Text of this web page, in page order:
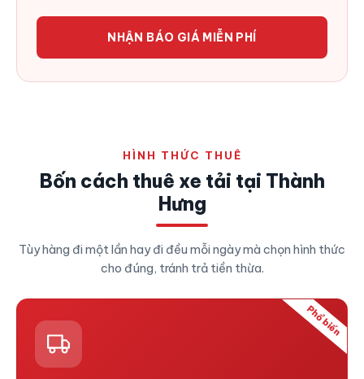
NHẬN BÁO GIÁ MIỄN PHÍ
HÌNH THỨC THUÊ
Bốn cách thuê xe tải tại Thành
Hưng
Tùy hàng đi một lần hay đi đều mỗi ngày mà chọn hình thức
cho đúng, tránh trả tiền thừa.
Phổ biến